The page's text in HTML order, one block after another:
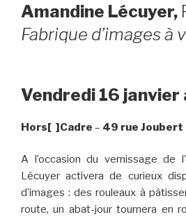
Amandine Lécuyer,
Fabrique d’images à
Vendredi 16 janvier
Hors[ ]Cadre – 49 rue Joubert
A l’occasion du vernissage de
Lécuyer activera de curieux
d’images : des rouleaux à
route, un abat-jour tournera en